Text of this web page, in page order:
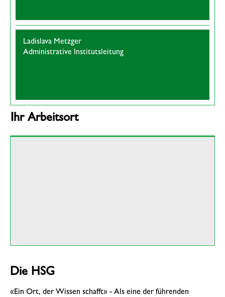
Ladislava Metzger
Administrative Institutsleitung
Ihr Arbeitsort
Die HSG
«Ein Ort, der Wissen schafft» - Als eine der führenden